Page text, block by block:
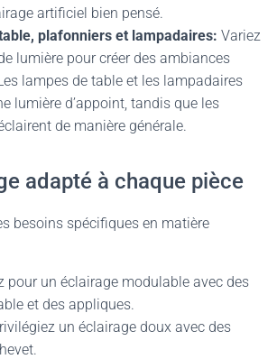
artificiel bien pensé.
plafonniers et lampadaires: Variez
lumière pour créer des ambiances
lampes de table et les lampadaires
lumière d’appoint, tandis que les
de manière générale.
adapté à chaque pièce
besoins spécifiques en matière
pour un éclairage modulable avec des
et des appliques.
un éclairage doux avec des